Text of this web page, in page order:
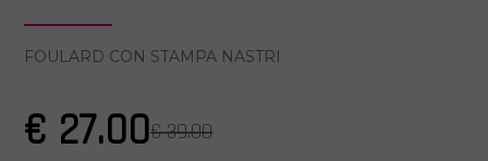
FOULARD CON STAMPA NASTRI
€ 27.00€ 39.00